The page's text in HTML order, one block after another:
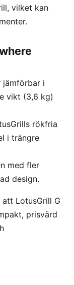
vilket kan
jämförbar i
vikt (3,6 kg)
rökfria
i trängre
med fler
design.
LotusGrill G
prisvärd